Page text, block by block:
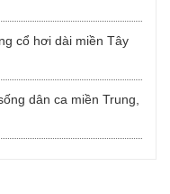
cổ hơi dài miền Tây
dân ca miền Trung,